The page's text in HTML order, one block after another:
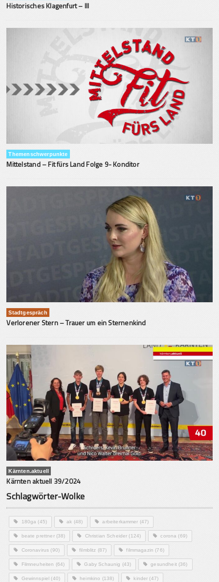
Historisches Klagenfurt – III
Themenschwerpunkte
Mittelstand – Fit fürs Land Folge 9- Konditor
Stadtgespräch
Verlorener Stern – Trauer um ein Sternenkind
Kärnten.aktuell
Kärnten aktuell 39/2024
Schlagwörter-Wolke
180ga (45) ak (48) arbeiterkammer (47)
beate prettner(38) Christian Scheider (124) corona (69)
Coronavirus (90) filmblitz (87) filmmagazin (76)
Filmneuheiten (64) Gaby Schaunig (43) gesundheit(36)
Gewinnspiel (40) heimkino (138) kinder (47)